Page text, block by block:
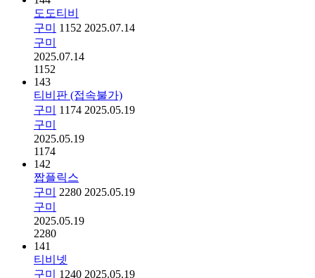
도도티비
구미
1152 2025.07.14
구미
2025.07.14
1152
143
티비판 (접속불가)
구미
1174 2025.05.19
구미
2025.05.19
1174
142
짭플릭스
구미
2280 2025.05.19
구미
2025.05.19
2280
141
티비넷
구미
1240 2025.05.19